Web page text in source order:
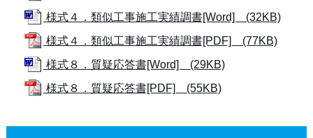
様式４．類似工事施工実績調書[Word] (32KB)
様式４．類似工事施工実績調書[PDF] (77KB)
様式８．質疑応答書[Word] (29KB)
様式８．質疑応答書[PDF] (55KB)